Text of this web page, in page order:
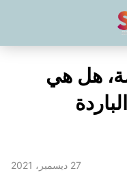
هل هي
27 ديسمبر، 2021